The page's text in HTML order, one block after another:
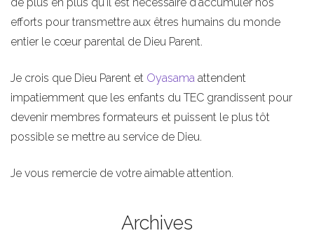
efforts pour transmettre aux êtres humains du monde
entier le cœur parental de Dieu Parent.
Je crois que Dieu Parent et Oyasama attendent
impatiemment que les enfants du TEC grandissent pour
devenir membres formateurs et puissent le plus tôt
possible se mettre au service de Dieu.
Je vous remercie de votre aimable attention.
Archives